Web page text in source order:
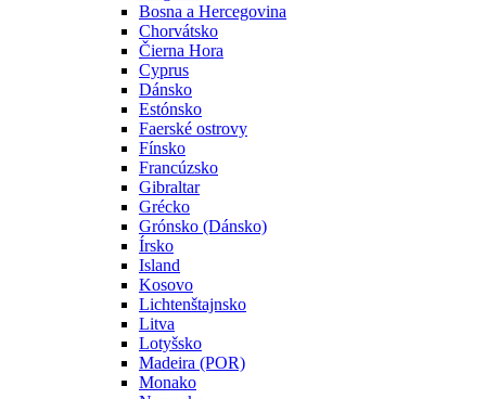
Bosna a Hercegovina
Chorvátsko
Čierna Hora
Cyprus
Dánsko
Estónsko
Faerské ostrovy
Fínsko
Francúzsko
Gibraltar
Grécko
Grónsko (Dánsko)
Írsko
Island
Kosovo
Lichtenštajnsko
Litva
Lotyšsko
Madeira (POR)
Monako